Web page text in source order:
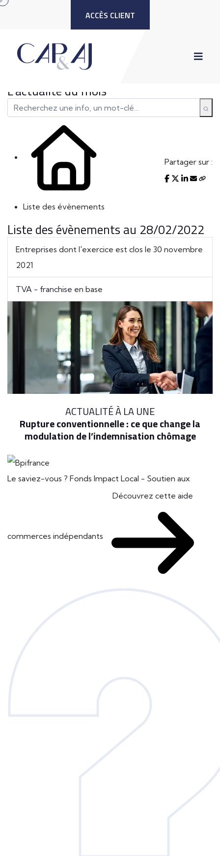
ACCÈS CLIENT
L'actualité du mois
Liste des évènements
Partager sur :
Liste des évènements au 28/02/2022
Entreprises dont l'exercice est clos le 30 novembre
2021
TVA - franchise en base
ACTUALITÉ À LA UNE
Rupture conventionnelle : ce que change la
modulation de l’indemnisation chômage
Le saviez-vous ? Fonds Impact Local - Soutien aux
commerces indépendants
Découvrez cette aide